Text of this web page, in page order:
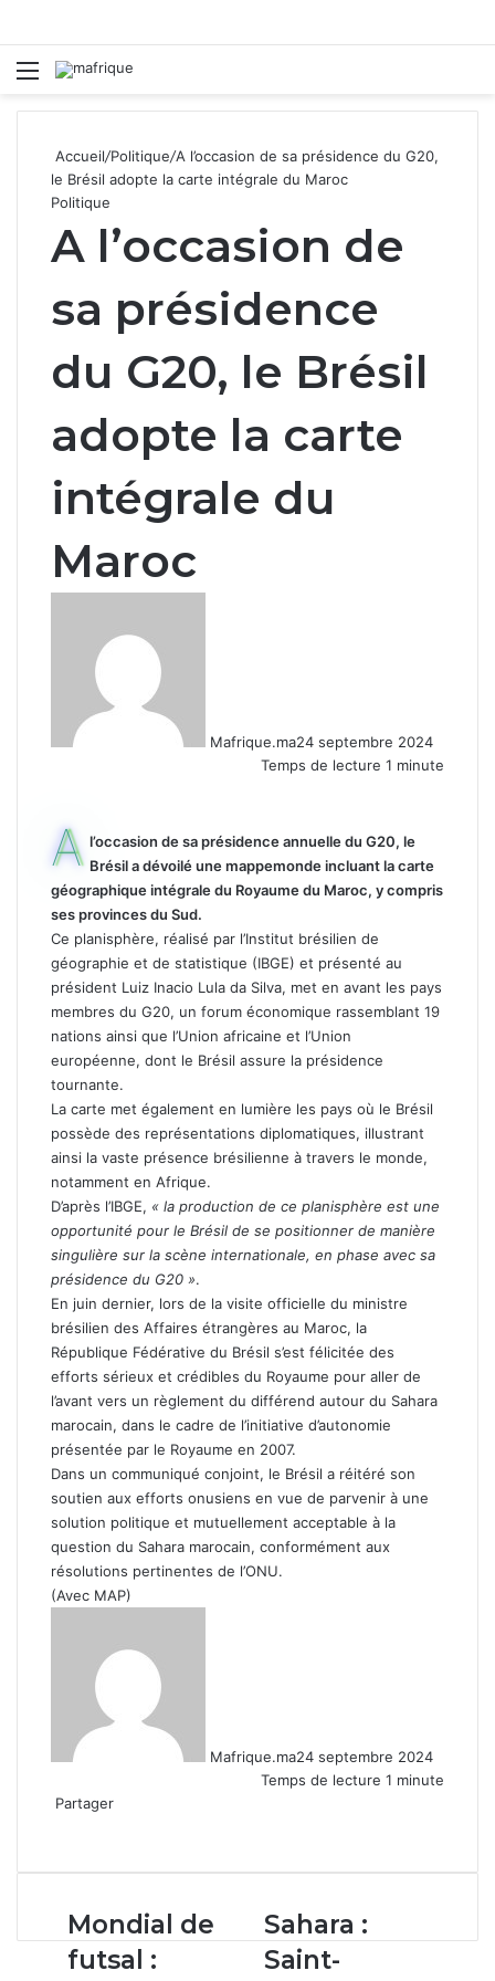
Menu
Accueil/Politique/A l’occasion de sa présidence du G20,
le Brésil adopte la carte intégrale du Maroc
Politique
A l’occasion de
sa présidence
du G20, le Brésil
adopte la carte
intégrale du
Maroc
Mafrique.ma24 septembre 2024
Temps de lecture 1 minute
A l’occasion de sa présidence annuelle du G20, le
Brésil a dévoilé une mappemonde incluant la carte
géographique intégrale du Royaume du Maroc, y compris
ses provinces du Sud.
Ce planisphère, réalisé par l’Institut brésilien de
géographie et de statistique (IBGE) et présenté au
président Luiz Inacio Lula da Silva, met en avant les pays
membres du G20, un forum économique rassemblant 19
nations ainsi que l’Union africaine et l’Union
européenne, dont le Brésil assure la présidence
tournante.
La carte met également en lumière les pays où le Brésil
possède des représentations diplomatiques, illustrant
ainsi la vaste présence brésilienne à travers le monde,
notamment en Afrique.
D’après l’IBGE, « la production de ce planisphère est une
opportunité pour le Brésil de se positionner de manière
singulière sur la scène internationale, en phase avec sa
présidence du G20 ».
En juin dernier, lors de la visite officielle du ministre
brésilien des Affaires étrangères au Maroc, la
République Fédérative du Brésil s’est félicitée des
efforts sérieux et crédibles du Royaume pour aller de
l’avant vers un règlement du différend autour du Sahara
marocain, dans le cadre de l’initiative d’autonomie
présentée par le Royaume en 2007.
Dans un communiqué conjoint, le Brésil a réitéré son
soutien aux efforts onusiens en vue de parvenir à une
solution politique et mutuellement acceptable à la
question du Sahara marocain, conformément aux
résolutions pertinentes de l’ONU.
(Avec MAP)
Mafrique.ma24 septembre 2024
Temps de lecture 1 minute
Partager
email
Mondial
de
futsal
Mondial de
futsal :
Sahara
:
Saint-
Sahara :
Saint-